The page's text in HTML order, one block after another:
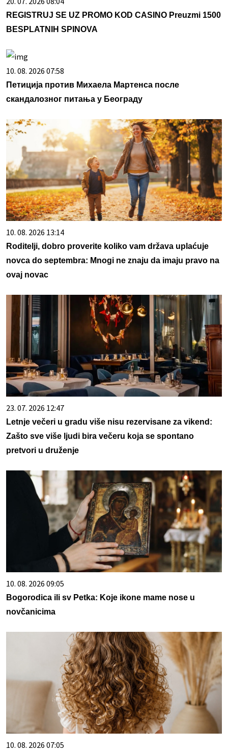
REGISTRUJ SE UZ PROMO KOD CASINO Preuzmi 1500
BESPLATNIH SPINOVA
10. 08. 2026 07:58
Петиција против Михаела Мартенса после
скандалозног питања у Београду
10. 08. 2026 13:14
Roditelji, dobro proverite koliko vam država uplaćuje
novca do septembra: Mnogi ne znaju da imaju pravo na
ovaj novac
23. 07. 2026 12:47
Letnje večeri u gradu više nisu rezervisane za vikend:
Zašto sve više ljudi bira večeru koja se spontano
pretvori u druženje
10. 08. 2026 09:05
Bogorodica ili sv Petka: Koje ikone mame nose u
novčanicima
10. 08. 2026 07:05